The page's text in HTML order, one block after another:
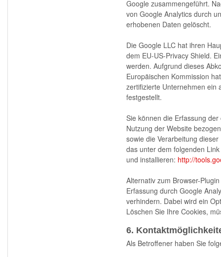
Google zusammengeführt.
von Google Analytics durch
erhobenen Daten gelöscht.
Die Google LLC hat ihren
dem EU-US-Privacy Shield.
werden. Aufgrund dieses
Europäischen Kommission
zertifizierte Unternehmen ein
festgestellt.
Sie können die Erfassung
Nutzung der Website
sowie die Verarbeitung
das unter dem folgenden
und installieren: http://
Alternativ zum Browser-
Erfassung durch Google
verhindern. Dabei wird ein
Löschen Sie Ihre Cookies,
6.
Als Betroffener haben Sie